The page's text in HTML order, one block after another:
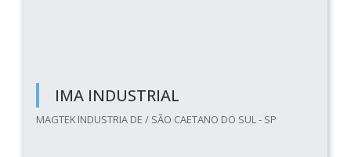
IMA INDUSTRIAL
MAGTEK INDUSTRIA DE / SÃO CAETANO DO SUL - SP